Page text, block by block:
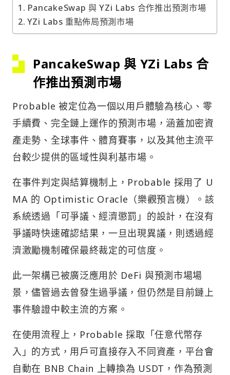
PancakeSwap 與 YZi Labs 合作推出預測市場
YZi Labs 重點佈局預測市場
PancakeSwap 與 YZi Labs 合
作推出預測市場
Probable 被定位為一個以用戶體驗為核心、零
手續費、完全鏈上運作的預測市場，涵蓋加密資
產走勢、全球事件、體育賽事，以及其他主流平
台較少提供的區域性與利基市場。
在事件判定與結算機制上，Probable 採用了 U
MA 的 Optimistic Oracle（樂觀預言機）。該
系統透過「可爭議、經濟懲罰」的設計，在沒有
爭議時快速確認結果，一旦出現異議，則透過經
濟激勵機制確保最終裁定的可信度。
此一架構已被廣泛應用於 DeFi 與預測市場場
景，儘管過去曾發生過爭議，但仍然是目前鏈上
事件驗證中較主流的方案。
在使用流程上，Probable 採取「任意代幣存
入」的方式，用戶可直接存入不同資產，平台會
自動在 BNB Chain 上轉換為 USDT，作為預測